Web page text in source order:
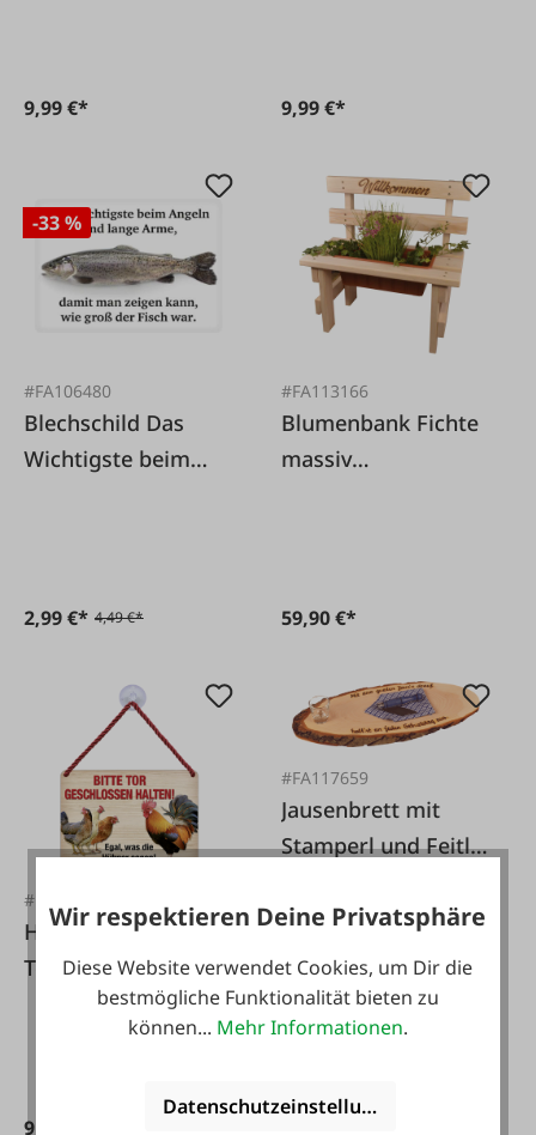
9,99 €* 9,99 €*
-33 %
#FA106480
Blechschild Das
Wichtigste beim
2,99 €* 4,49 €*
#FA113166
Blumenbank Fichte
massiv
59,90 €*
#FA130966
Hängeschild Bitte
Tor geschlossen
9,99 €*
#FA117659
Jausenbrett mit
Stamperl und Feitl
Geburtstagspruch
29,90 €*
Wir respektieren Deine Privatsphäre
Diese Website verwendet Cookies, um Dir die
bestmögliche Funktionalität bieten zu
können... Mehr Informationen.
Datenschutzeinstellungen